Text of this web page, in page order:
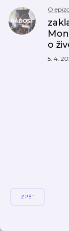
O
o
5. 4.
ZPĚT